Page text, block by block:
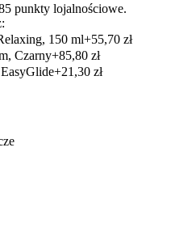
punkty lojalnościowe.
150 ml+55,70 zł
Czarny+85,80 zł
+21,30 zł